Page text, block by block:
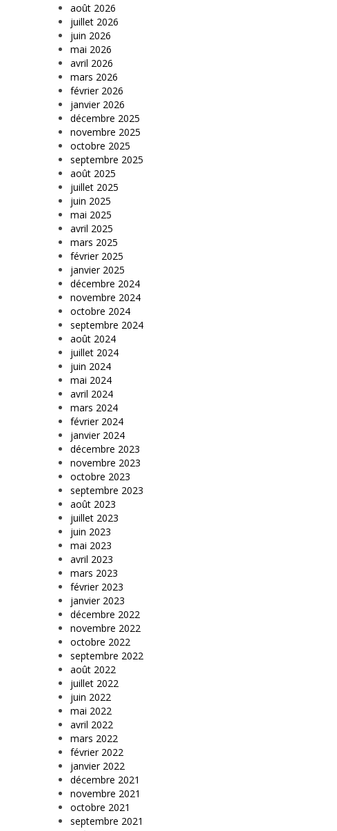
août 2026
juillet 2026
juin 2026
mai 2026
avril 2026
mars 2026
février 2026
janvier 2026
décembre 2025
novembre 2025
octobre 2025
septembre 2025
août 2025
juillet 2025
juin 2025
mai 2025
avril 2025
mars 2025
février 2025
janvier 2025
décembre 2024
novembre 2024
octobre 2024
septembre 2024
août 2024
juillet 2024
juin 2024
mai 2024
avril 2024
mars 2024
février 2024
janvier 2024
décembre 2023
novembre 2023
octobre 2023
septembre 2023
août 2023
juillet 2023
juin 2023
mai 2023
avril 2023
mars 2023
février 2023
janvier 2023
décembre 2022
novembre 2022
octobre 2022
septembre 2022
août 2022
juillet 2022
juin 2022
mai 2022
avril 2022
mars 2022
février 2022
janvier 2022
décembre 2021
novembre 2021
octobre 2021
septembre 2021